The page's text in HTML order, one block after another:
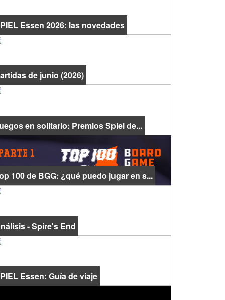
Essen 2026: las novedades
de junio (2026)
en solitario: Premios Spiel de...
100 de BGG: ¿qué puedo jugar en s...
- Spire's End
Essen: Guía de viaje